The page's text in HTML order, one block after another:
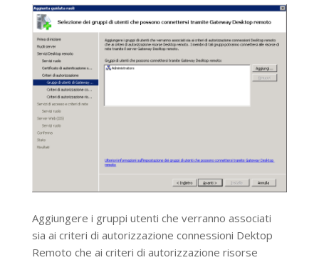
Aggiungere i gruppi utenti che verranno associati
sia ai criteri di autorizzazione connessioni Dektop
Remoto che ai criteri di autorizzazione risorse